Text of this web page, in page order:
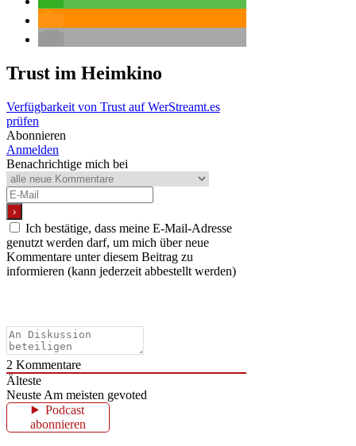
Trust im Heimkino
Verfügbarkeit von Trust auf WerStreamt.es
prüfen
Abonnieren
Anmelden
Benachrichtige mich bei
Ich bestätige, dass meine E-Mail-Adresse
genutzt werden darf, um mich über neue
Kommentare unter diesem Beitrag zu
informieren (kann jederzeit abbestellt werden)
2 Kommentare
Älteste
Neuste Am meisten gevoted
Podcast
abonnieren